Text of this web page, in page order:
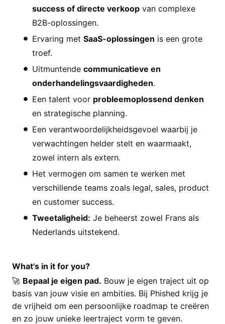
success of directe verkoop van complexe
B2B-oplossingen.
Ervaring met SaaS-oplossingen is een grote
troef.
Uitmuntende communicatieve en
onderhandelingsvaardigheden.
Een talent voor probleemoplossend denken
en strategische planning.
Een verantwoordelijkheidsgevoel waarbij je
verwachtingen helder stelt en waarmaakt,
zowel intern als extern.
Het vermogen om samen te werken met
verschillende teams zoals legal, sales, product
en customer success.
Tweetaligheid: Je beheerst zowel Frans als
Nederlands uitstekend.
What's in it for you?
🚀 Bepaal je eigen pad. Bouw je eigen traject uit op
basis van jouw visie en ambities. Bij Phished krijg je
de vrijheid om een persoonlijke roadmap te creëren
en zo jouw unieke leertraject vorm te geven.